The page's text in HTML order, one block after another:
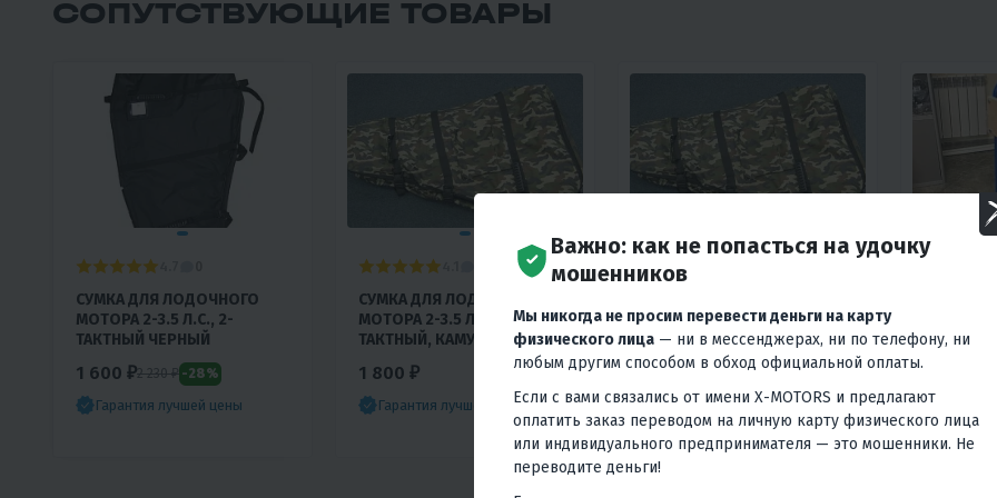
СОПУТСТВУЮЩИЕ ТОВАРЫ
СУМКА ДЛЯ ЛОДОЧНОГО
МОТОРА 2-3.5 Л.С., 2-
ТАКТНЫЙ ЧЕРНЫЙ
1 600 ₽2 230 ₽ -28%
Гарантия лучшей цены
СУМКА ДЛЯ ЛОДОЧНОГО
МОТОРА 2-3.5 Л.С., 2-
ТАКТНЫЙ, КАМУФЛЯЖ
1 800 ₽
Гарантия лучшей цены
МОТОРА 2.5-3.6 Л.С., 4-
ТАКТНЫЙ КАМУФЛЯЖ
1 800 ₽
Гарантия лучшей цены
8 040 ₽
Важно: как не попасться на удочку
мошенников
Мы никогда не просим перевести деньги на карту
физического лица — ни в мессенджерах, ни по телефону, ни
любым другим способом в обход официальной оплаты.
Если с вами связались от имени X-MOTORS и предлагают
оплатить заказ переводом на личную карту физического лица
или индивидуального предпринимателя — это мошенники. Не
переводите деньги!